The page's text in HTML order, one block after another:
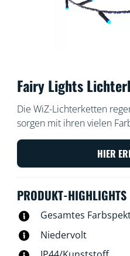
Fairy Lights
Die WiZ-Lichterketten
sorgen mit ihren vielen
Feiertage, Partys,
Deinen Alltag auf
kannst diese Lichterketten
den samstäglichen
als Alltagsbeleuchtung im
einsetzen. Statische und
begeistern mit über 16
HIER
PRODUKT-HIGHLIGHTS
Gesamtes
Niedervolt